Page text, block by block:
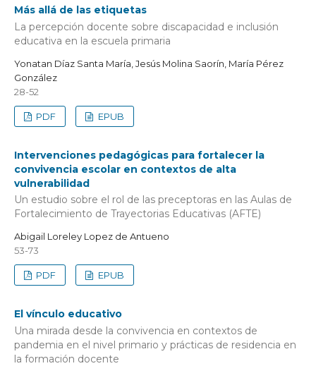
Más allá de las etiquetas
La percepción docente sobre discapacidad e inclusión
educativa en la escuela primaria
Yonatan Díaz Santa María, Jesús Molina Saorín, María Pérez
González
28-52
PDF EPUB
Intervenciones pedagógicas para fortalecer la
convivencia escolar en contextos de alta
vulnerabilidad
Un estudio sobre el rol de las preceptoras en las Aulas de
Fortalecimiento de Trayectorias Educativas (AFTE)
Abigail Loreley Lopez de Antueno
53-73
PDF EPUB
El vínculo educativo
Una mirada desde la convivencia en contextos de
pandemia en el nivel primario y prácticas de residencia en
la formación docente